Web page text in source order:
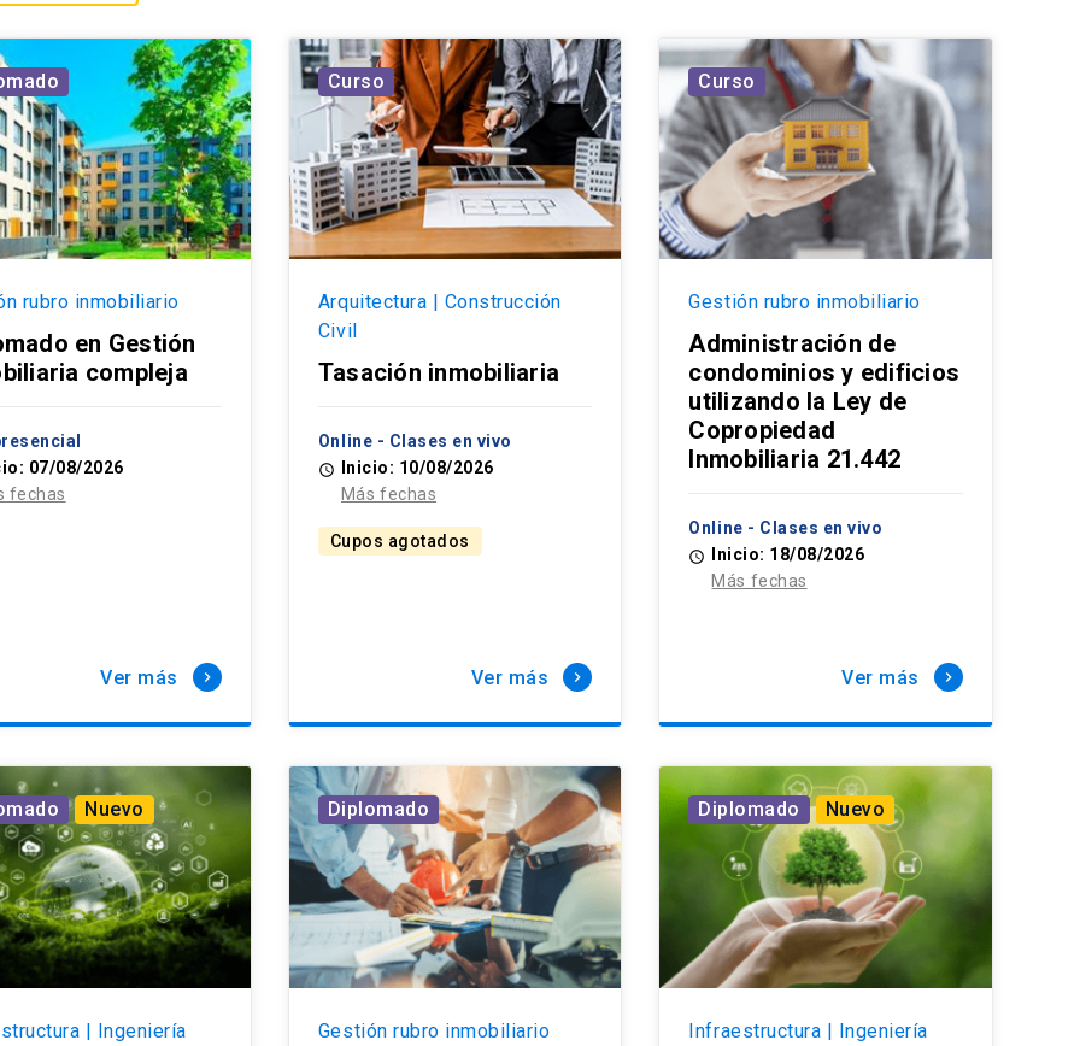
rubro inmobiliario
en Gestión
compleja
07/08/2026
fechas
Ver más keyboard_arrow_right
Curso
Arquitectura | Construcción
Civil
Tasación inmobiliaria
Online - Clases en vivo
access_time
Inicio: 10/08/2026
Más fechas
Cupos agotados
Ver más keyboard_arrow_right
Curso
Gestión rubro inmobiliario
Administración de
condominios y edificios
utilizando la Ley de
Copropiedad
Inmobiliaria 21.442
Online - Clases en vivo
access_time
Inicio: 18/08/2026
Más fechas
Ver más keyboard_arrow_right
Nuevo
| Ingeniería
Diplomado
Gestión rubro inmobiliario
Diplomado Nuevo
Infraestructura | Ingeniería